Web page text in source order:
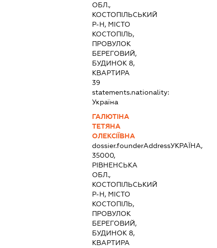
ОБЛ.,
КОСТОПІЛЬСЬКИЙ
Р-Н, МІСТО
КОСТОПІЛЬ,
ПРОВУЛОК
БЕРЕГОВИЙ,
БУДИНОК 8,
КВАРТИРА
39
statements.nationality:
Україна
ГАЛЮТІНА
ТЕТЯНА
ОЛЕКСІЇВНА
dossier.founderAddressУКРАЇНА,
35000,
РІВНЕНСЬКА
ОБЛ.,
КОСТОПІЛЬСЬКИЙ
Р-Н, МІСТО
КОСТОПІЛЬ,
ПРОВУЛОК
БЕРЕГОВИЙ,
БУДИНОК 8,
КВАРТИРА